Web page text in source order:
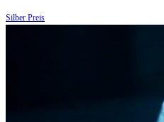
Silber Preis